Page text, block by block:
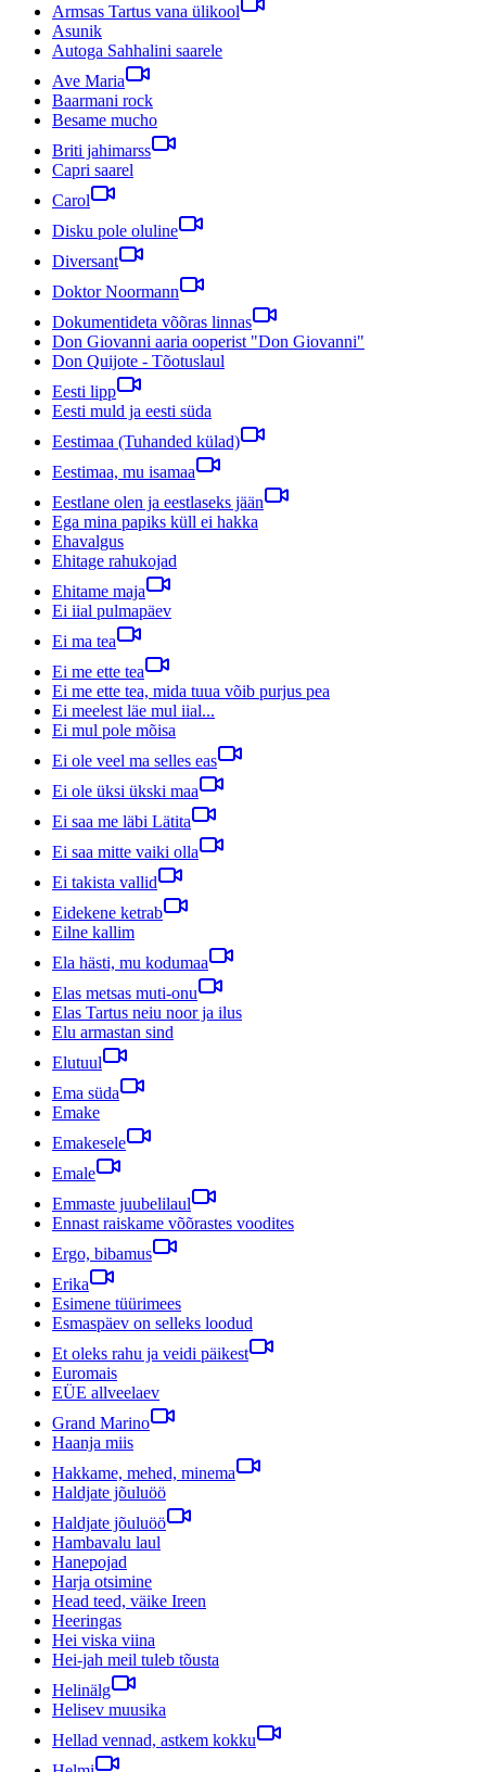
Armsas Tartus vana ülikool
Asunik
Autoga Sahhalini saarele
Ave Maria
Baarmani rock
Besame mucho
Briti jahimarss
Capri saarel
Carol
Disku pole oluline
Diversant
Doktor Noormann
Dokumentideta võõras linnas
Don Giovanni aaria ooperist "Don Giovanni"
Don Quijote - Tõotuslaul
Eesti lipp
Eesti muld ja eesti süda
Eestimaa (Tuhanded külad)
Eestimaa, mu isamaa
Eestlane olen ja eestlaseks jään
Ega mina papiks küll ei hakka
Ehavalgus
Ehitage rahukojad
Ehitame maja
Ei iial pulmapäev
Ei ma tea
Ei me ette tea
Ei me ette tea, mida tuua võib purjus pea
Ei meelest läe mul iial...
Ei mul pole mõisa
Ei ole veel ma selles eas
Ei ole üksi ükski maa
Ei saa me läbi Lätita
Ei saa mitte vaiki olla
Ei takista vallid
Eidekene ketrab
Eilne kallim
Ela hästi, mu kodumaa
Elas metsas muti-onu
Elas Tartus neiu noor ja ilus
Elu armastan sind
Elutuul
Ema süda
Emake
Emakesele
Emale
Emmaste juubelilaul
Ennast raiskame võõrastes voodites
Ergo, bibamus
Erika
Esimene tüürimees
Esmaspäev on selleks loodud
Et oleks rahu ja veidi päikest
Euromais
EÜE allveelaev
Grand Marino
Haanja miis
Hakkame, mehed, minema
Haldjate jõuluöö
Haldjate jõuluöö
Hambavalu laul
Hanepojad
Harja otsimine
Head teed, väike Ireen
Heeringas
Hei viska viina
Hei-jah meil tuleb tõusta
Helinälg
Helisev muusika
Hellad vennad, astkem kokku